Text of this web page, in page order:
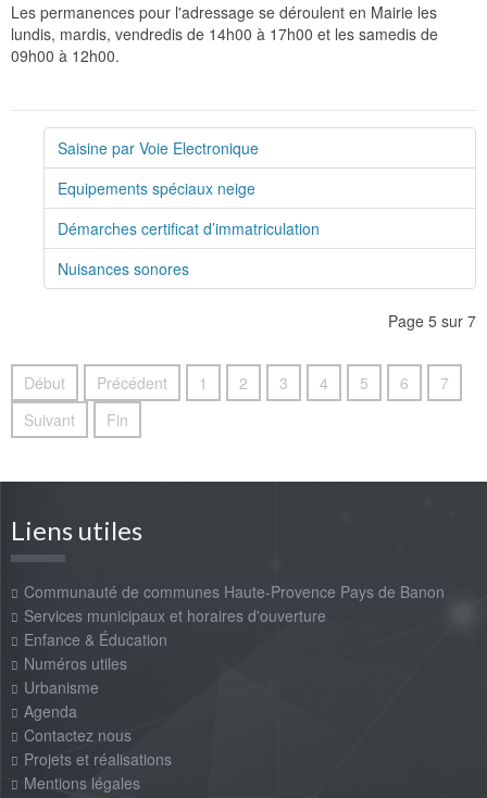
Les permanences pour l'adressage se déroulent en Mairie les
lundis, mardis, vendredis de 14h00 à 17h00 et les samedis de
09h00 à 12h00.
Saisine par Voie Electronique
Equipements spéciaux neige
Démarches certificat d’immatriculation
Nuisances sonores
Page 5 sur 7
Début Précédent 1 2 3 4 5 6
7
Suivant
Fin
Liens utiles
Communauté de communes Haute-Provence Pays de Banon
Services municipaux et horaires d'ouverture
Enfance & Éducation
Numéros utiles
Urbanisme
Agenda
Contactez nous
Projets et réalisations
Mentions légales